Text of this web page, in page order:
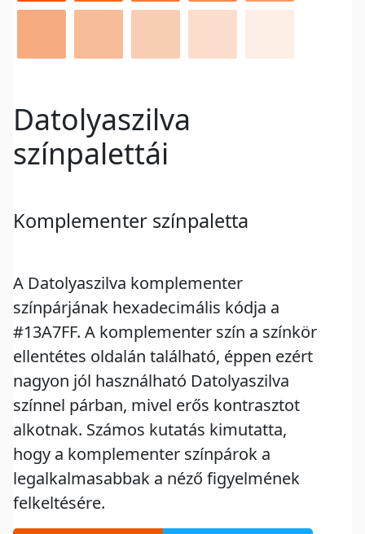
Datolyaszilva
színpalettái
Komplementer színpaletta
A Datolyaszilva komplementer
színpárjának hexadecimális kódja a
#13A7FF. A komplementer szín a színkör
ellentétes oldalán található, éppen ezért
nagyon jól használható Datolyaszilva
színnel párban, mivel erős kontrasztot
alkotnak. Számos kutatás kimutatta,
hogy a komplementer színpárok a
legalkalmasabbak a néző figyelmének
felkeltésére.